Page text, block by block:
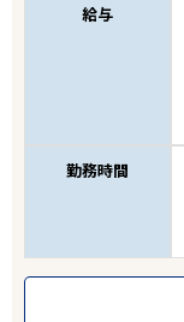
給与
勤務時間